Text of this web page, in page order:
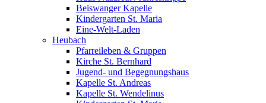
Beiswanger Kapelle
Kindergarten St. Maria
Eine-Welt-Laden
Heubach
Pfarreileben & Gruppen
Kirche St. Bernhard
Jugend- und Begegnungshaus
Kapelle St. Andreas
Kapelle St. Wendelinus